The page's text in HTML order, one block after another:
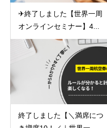
✈終了しました【世界一周
オンラインセミナー】4...
終了しました【＼満席につ